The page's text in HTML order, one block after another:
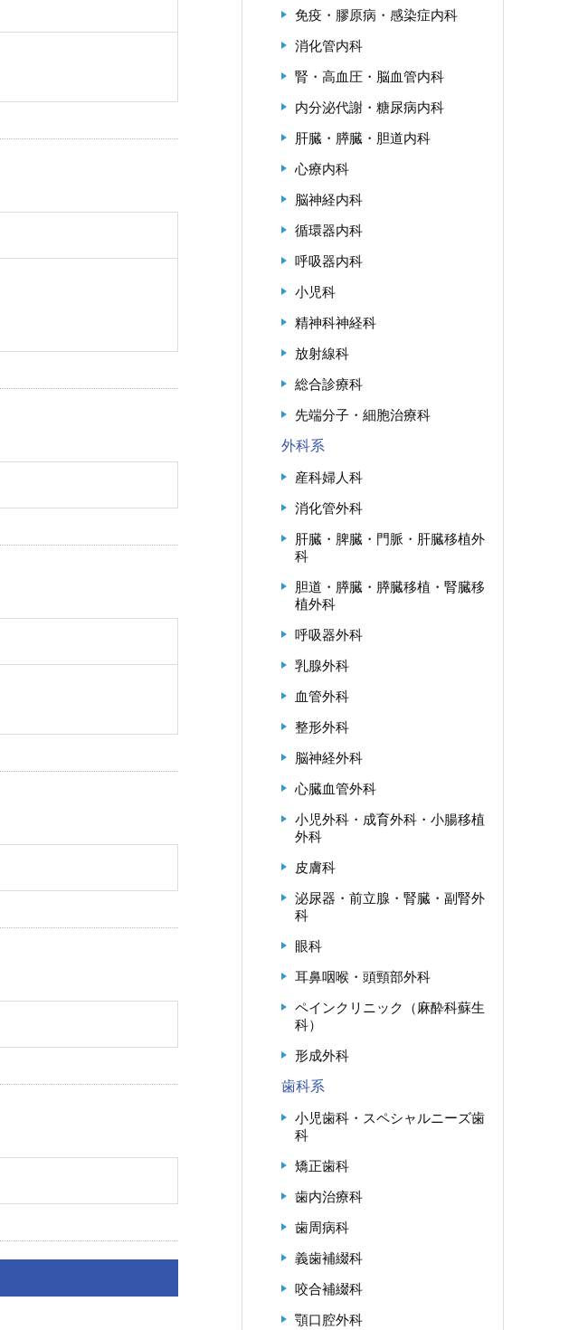
免疫・膠原病・感染症内科
消化管内科
腎・高血圧・脳血管内科
内分泌代謝・糖尿病内科
肝臓・膵臓・胆道内科
心療内科
脳神経内科
循環器内科
呼吸器内科
小児科
精神科神経科
放射線科
総合診療科
先端分子・細胞治療科
外科系
産科婦人科
消化管外科
肝臓・脾臓・門脈・肝臓移植外
科
胆道・膵臓・膵臓移植・腎臓移
植外科
呼吸器外科
乳腺外科
血管外科
整形外科
脳神経外科
心臓血管外科
小児外科・成育外科・小腸移植
外科
皮膚科
泌尿器・前立腺・腎臓・副腎外
科
眼科
耳鼻咽喉・頭頸部外科
ペインクリニック（麻酔科蘇生
科）
形成外科
歯科系
小児歯科・スペシャルニーズ歯
科
矯正歯科
歯内治療科
歯周病科
義歯補綴科
咬合補綴科
顎口腔外科